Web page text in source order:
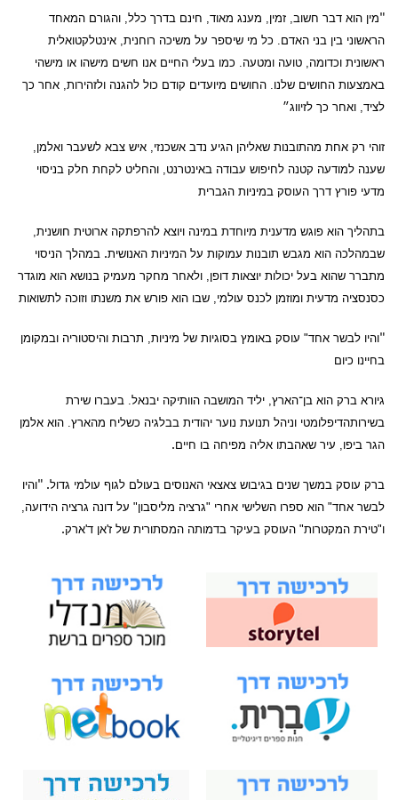
"מין הוא דבר חשוב, זמין, מענג מאוד, חינם בדרך כלל, והגורם המאחד
הראשוני בין בני האדם. כל מי שיספר על משיכה רוחנית, אינטלקטואלית
ראשונית וכדומה, טועה ומטעה. כמו בעלי החיים אנו חשים מישהו או מישהי
באמצעות החושים שלנו. החושים מיועדים קודם כול להגנה ולזהירות, אחר כך
לציד, ואחר כך לזיווג״
זוהי רק אחת מהתובנות שאליהן הגיע נדב אשכנזי, איש צבא לשעבר ואלמן,
שענה למודעה קטנה לחיפוש עבודה באינטרנט, והחליט לקחת חלק בניסוי
מדעי פורץ דרך העוסק במיניות הגברית
בתהליך הוא פוגש מדענית מיוחדת במינה ויוצא להרפתקה ארוטית חושנית,
שבמהלכה הוא מגבש תובנות עמוקות על המיניות האנושית. במהלך הניסוי
מתברר שהוא בעל יכולות יוצאות דופן, ולאחר מחקר מעמיק בנושא הוא מוגדר
כסנסציה מדעית ומוזמן לכנס עולמי, שבו הוא פורש את משנתו וזוכה לתשואות
"והיו לבשר אחד" עוסק באומץ בסוגיות של מיניות, תרבות והיסטוריה ובמקומן
בחיינו כיום
גיורא ברק הוא בן־הארץ, יליד המושבה הוותיקה יבנאל. בעברו שירת
בשירותהדיפלומטי וניהל תנועת נוער יהודית בבלגיה כשליח מהארץ. הוא אלמן
הגר ביפו, עיר שאהבתו אליה מפיחה בו חיים.
ברק עוסק במשך שנים בגיבוש צאצאי האנוסים בעולם לגוף עולמי גדול. "והיו
לבשר אחד" הוא ספרו השלישי אחרי "גרציה מליסבון" על דונה גרציה הידועה,
ו"טירת המקטרות" העוסק בעיקר בדמותה המסתורית של ז'אן ד'ארק.